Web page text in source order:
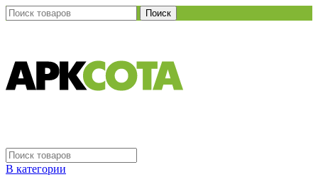
Поиск
В категории